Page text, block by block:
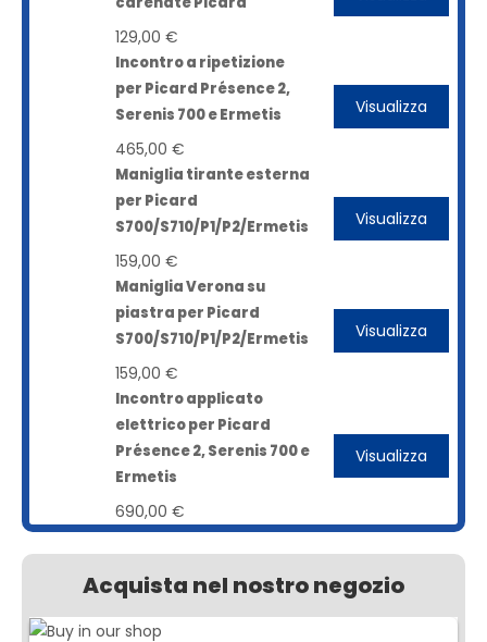
129,00 €
Incontro a ripetizione
per Picard Présence 2,
Serenis 700 e Ermetis
465,00 €
Visualizza
Maniglia tirante esterna
per Picard
S700/S710/P1/P2/Ermetis
159,00 €
Visualizza
Maniglia Verona su
piastra per Picard
S700/S710/P1/P2/Ermetis
159,00 €
Visualizza
Incontro applicato
elettrico per Picard
Présence 2, Serenis 700 e
Ermetis
690,00 €
Visualizza
Acquista nel nostro negozio